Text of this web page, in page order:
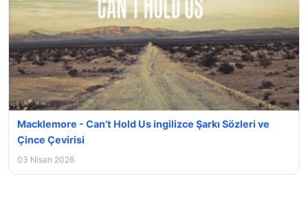
Macklemore - Can’t Hold Us ingilizce Şarkı Sözleri ve
Çince Çevirisi
03 Nisan 2026